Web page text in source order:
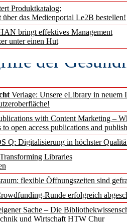
Produktkatalog:
über das Medienportal Le2B bestellen!
bringt effektives Management
unter einen Hut
Verlage: Unsere eLibrary in neuem
with Content Marketing –
open access publications and
Q: Digitalisierung in höchster
Libraries
flexible Öffnungszeiten sind
Runde erfolgreich
Sache – Die
und Wirtschaft HTW Chur
Intelligenz
verstehen
der
erscheinen